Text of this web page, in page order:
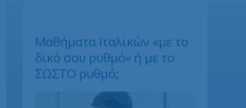
Μαθήματα Ιταλικών «με το
δικό σου ρυθμό» ή με το
ΣΩΣΤΟ ρυθμό;